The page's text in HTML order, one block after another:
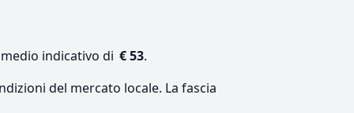
indicativo di € 53.
del mercato locale. La fascia